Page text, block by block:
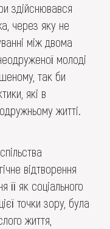
здійснювався
через яку не
між двома
молоді
так би
які в
житті.
відтворення
її як соціального
точки зору, була
життя,